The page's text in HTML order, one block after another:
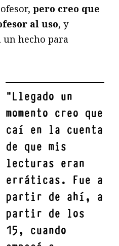
pero creo que
al uso, y
hecho para
"Llegado un
momento creo que
caí en la cuenta
de que mis
lecturas eran
erráticas. Fue a
partir de ahí, a
partir de los
15, cuando